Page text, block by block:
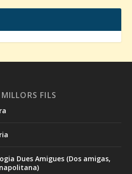
FILS
Dues Amigues (Dos amigas,